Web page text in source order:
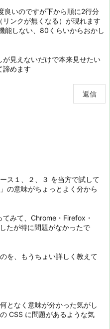
良いのですが下から順に2行分
ンクが無くなる）が現れます
能しない、80くらいからおかし
見えないだけで本来見せたい
諦めます
返信
ス１、２、３ を当方で試して
の意味がちょっとよく分から
みて、Chrome・Firefox・
たが特に問題がなかったで
を、もうちょい詳しく教えて
となく意味が分かった気がし
CSS に問題があるような気